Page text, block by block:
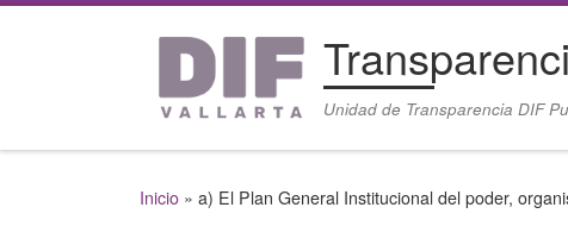
Saltar al contenido
Unidad de Transparencia DIF
Inicio » a) El Plan General Institucional del poder,